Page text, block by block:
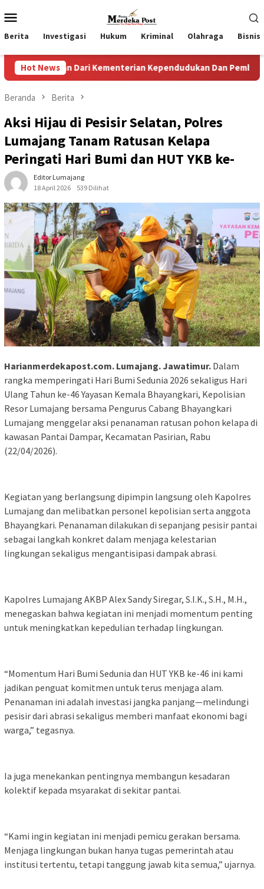
ke
kontenMobile
Berita Investigasi Hukum Kriminal Olahraga Bisnis
Hot News
Dari Kementerian Kependudukan Dan Pembangunan
Beranda Berita
Aksi Hijau di Pesisir Selatan, Polres
Lumajang Tanam Ratusan Kelapa
Peringati Hari Bumi dan HUT YKB ke-
Editor Lumajang
18 April 2026
539 Dilihat
Harianmerdekapost.com. Lumajang. Jawatimur. Dalam
rangka memperingati Hari Bumi Sedunia 2026 sekaligus Hari
Ulang Tahun ke-46 Yayasan Kemala Bhayangkari, Kepolisian
Resor Lumajang bersama Pengurus Cabang Bhayangkari
Lumajang menggelar aksi penanaman ratusan pohon kelapa di
kawasan Pantai Dampar, Kecamatan Pasirian, Rabu
(22/04/2026).
Kegiatan yang berlangsung dipimpin langsung oleh Kapolres
Lumajang dan melibatkan personel kepolisian serta anggota
Bhayangkari. Penanaman dilakukan di sepanjang pesisir pantai
sebagai langkah konkret dalam menjaga kelestarian
lingkungan sekaligus mengantisipasi dampak abrasi.
Kapolres Lumajang AKBP Alex Sandy Siregar, S.I.K., S.H., M.H.,
menegaskan bahwa kegiatan ini menjadi momentum penting
untuk meningkatkan kepedulian terhadap lingkungan.
“Momentum Hari Bumi Sedunia dan HUT YKB ke-46 ini kami
jadikan penguat komitmen untuk terus menjaga alam.
Penanaman ini adalah investasi jangka panjang—melindungi
pesisir dari abrasi sekaligus memberi manfaat ekonomi bagi
warga,” tegasnya.
Ia juga menekankan pentingnya membangun kesadaran
kolektif kepada msyarakat di sekitar pantai.
“Kami ingin kegiatan ini menjadi pemicu gerakan bersama.
Menjaga lingkungan bukan hanya tugas pemerintah atau
institusi tertentu, tetapi tanggung jawab kita semua,” ujarnya.